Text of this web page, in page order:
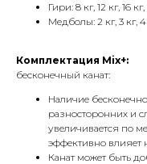
Гири: 8 кг, 12 кг, 16
Медболы: 2 кг, 3 кг, 4
Комплектация Mix+:
бесконечный канат:
Наличие
разносторонних и
увеличивается по
эффективно влияет
Канат может быть